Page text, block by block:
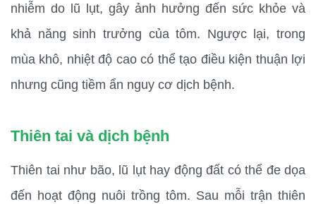
nhiễm do lũ lụt, gây ảnh hưởng đến sức khỏe và
khả năng sinh trưởng của tôm. Ngược lại, trong
mùa khô, nhiệt độ cao có thể tạo điều kiện thuận lợi
nhưng cũng tiềm ẩn nguy cơ dịch bệnh.
Thiên tai và dịch bệnh
Thiên tai như bão, lũ lụt hay động đất có thể đe dọa
đến hoạt động nuôi trồng tôm. Sau mỗi trận thiên